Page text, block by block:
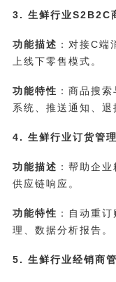
3. 生鲜行业S2B2C
功能描述 ：对接C端
上线下零售模式。
功能特性 ：商品搜
系统、推送通知、退
4. 生鲜行业订货管
功能描述 ：帮助企
供应链响应。
功能特性 ：自动重
理、数据分析报告。
5. 生鲜行业经销商